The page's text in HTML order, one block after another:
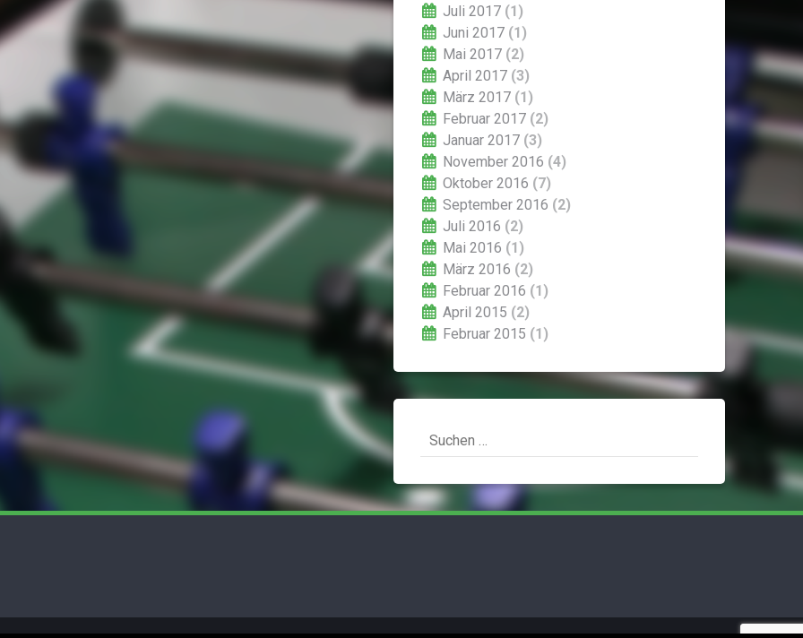
Juli 2017 (1)
Juni 2017 (1)
Mai 2017 (2)
April 2017 (3)
März 2017 (1)
Februar 2017 (2)
Januar 2017 (3)
November 2016 (4)
Oktober 2016 (7)
September 2016 (2)
Juli 2016 (2)
Mai 2016 (1)
März 2016 (2)
Februar 2016 (1)
April 2015 (2)
Februar 2015 (1)
Suchen
nach: